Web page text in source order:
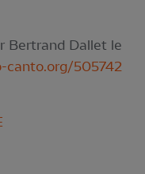
Bertrand Dallet le
canto.org/505742